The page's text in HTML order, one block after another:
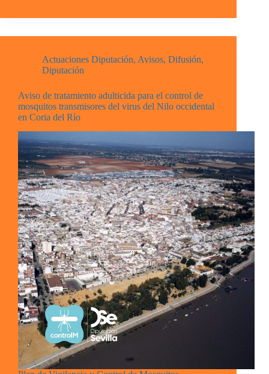
Actuaciones Diputación, Avisos, Difusión,
Diputación
Aviso de tratamiento adulticida para el control de
mosquitos transmisores del virus del Nilo occidental
en Coria del Río